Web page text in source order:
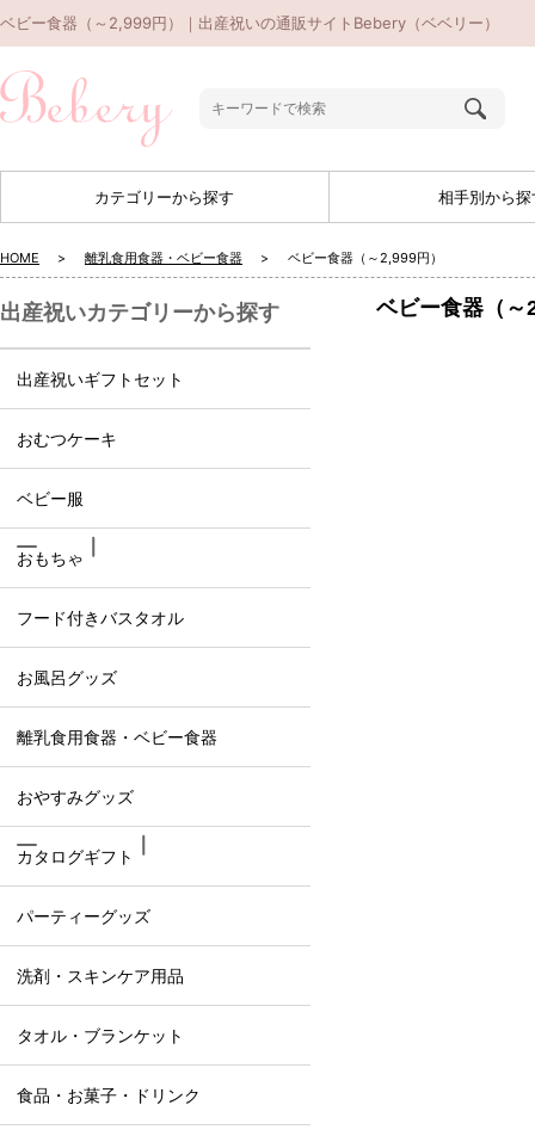
ベビー食器（～2,999円）｜出産祝いの通販サイトBebery（ベベリー）
カテゴリーから探す 相手別から探
HOME 離乳食用食器・ベビー食器 ベビー食器（～2,999円）
ベビー食器（～
出産祝いカテゴリーから探す
出産祝いギフトセット
おむつケーキ
ベビー服
おもちゃ
フード付きバスタオル
お風呂グッズ
離乳食用食器・ベビー食器
おやすみグッズ
カタログギフト
パーティーグッズ
洗剤・スキンケア用品
タオル・ブランケット
食品・お菓子・ドリンク